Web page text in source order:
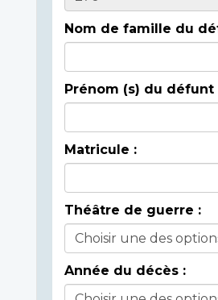
Nom de famille du
Prénom (s) du défunt
Matricule :
Théâtre de guerre :
Année du décès :